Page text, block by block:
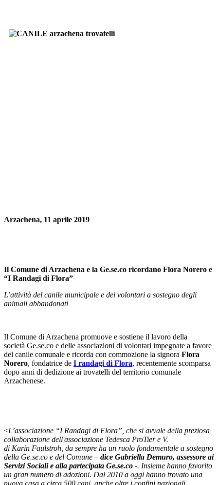
Arzachena, 11 aprile 2019
Il Comune di Arzachena e la Ge.se.co ricordano Flora Norero e
“I Randagi di Flora”
L’attività del canile municipale e dei volontari a sostegno degli
animali abbandonati
Il Comune di Arzachena promuove e sostiene il lavoro della
società Ge.se.co e delle associazioni di volontari impegnate a favore
del canile comunale e ricorda con commozione la signora Flora
Norero, fondatrice de I randagi di Flora, recentemente scomparsa
dopo anni di dedizione ai trovatelli del territorio comunale
Arzachenese.
<L’associazione “I Randagi di Flora”, che si avvale della preziosa
collaborazione dell'associazione Tedesca ProTier e V.
di Karin Faulstroh, da sempre ha un ruolo fondamentale a sostegno
della Ge.se.co e del Comune – dice Gabriella Demuro, assessore ai
Servizi Sociali e alla partecipata Ge.se.co -. Insieme hanno favorito
un gran numero di adozioni. Dal 2010 a oggi hanno trovato una
nuova casa a circa 500 cani, anche oltre i confini nazionali,